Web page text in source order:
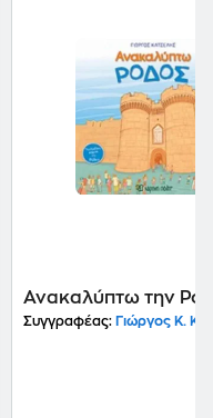
Ανακαλύπτω την
Συγγραφέας: Γιώργος Κ.